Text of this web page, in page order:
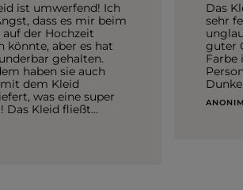
ist umwerfend! Ich
dass es mir beim
auf der Hochzeit
könnte, aber es hat
gehalten.
haben sie auch
dem Kleid
was eine super
Das Kleid fließt
Göttlich
Das
sehr
guter
Farbe
ANONIM